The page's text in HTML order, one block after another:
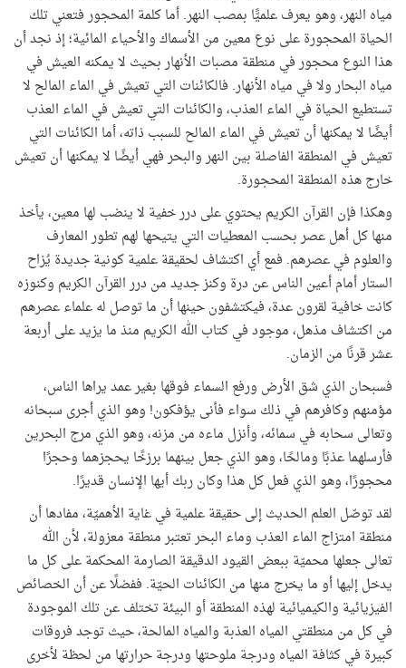
مياه النهر، وهو يعرف علميًّا بمصب النهر. أما كلمة المحجور فتعني تلك
الحياة المحجورة على نوع معين من الأسماك والأحياء المائية؛ إذ نجد أن
هذا النوع محجور في منطقة مصبات الأنهار بحيث لا يمكنه العيش في
مياه البحار ولا في مياه الأنهار. فالكائنات التي تعيش في الماء المالح لا
تستطيع الحياة في الماء العذب، والكائنات التي تعيش في الماء العذب
أيضًا لا يمكنها أن تعيش في الماء المالح للسبب ذاته، أما الكائنات التي
تعيش في المنطقة الفاصلة بين النهر والبحر فهي أيضًا لا يمكنها أن تعيش
خارج هذه المنطقة المحجورة.
وهكذا فإن القرآن الكريم يحتوي على درر خفية لا ينضب لها معين، يأخذ
منها كل أهل عصر بحسب المعطيات التي يتيحها لهم تطور المعارف
والعلوم في عصرهم. فمع أي اكتشاف لحقيقة علمية كونية جديدة يُزاح
الستار أمام أعين الناس عن درة وكنز جديد من درر القرآن الكريم وكنوزه
كانت خافية لقرون عدة، فيكتشفون حينها أن ما توصل له علماء عصرهم
من اكتشاف مذهل، موجود في كتاب الله الكريم منذ ما يزيد على أربعة
عشر قرنًا من الزمان.
فسبحان الذي شق الأرض ورفع السماء فوقها بغير عمد يراها الناس،
مؤمنهم وكافرهم في ذلك سواء فأنى يؤفكون! وهو الذي أجرى سبحانه
وتعالى سحابه في سمائه، وأنزل ماءه من مزنه، وهو الذي مرج البحرين
فأرسلهما عذبًا ومالحًا، وهو الذي جعل بينهما برزخًا يحجزهما وحجرًا
محجورًا، وهو الذي فعل كل هذا وكان ربك أيها الإنسان قديرًا.
لقد توصّل العلم الحديث إلى حقيقة علمية في غاية الأهميّة، مفادها أن
منطقة امتزاج الماء العذب وماء البحر تعتبر منطقة معزولة، لأن الله
تعالى جعلها محميّة ببعض القيود الدقيقة الصارمة المحكمة على كل ما
يدخل إليها أو ما يخرج منها من الكائنات الحيّة. ففضلًا عن أن الخصائص
الفيزيائية والكيميائية لهذه المنطقة أو البيئة تختلف عن تلك الموجودة
في كل من منطقتي المياه العذبة والمياه المالحة، حيث توجد فروقات
كبيرة في كثافة المياه ودرجة ملوحتها ودرجة حرارتها من لحظة لأخرى